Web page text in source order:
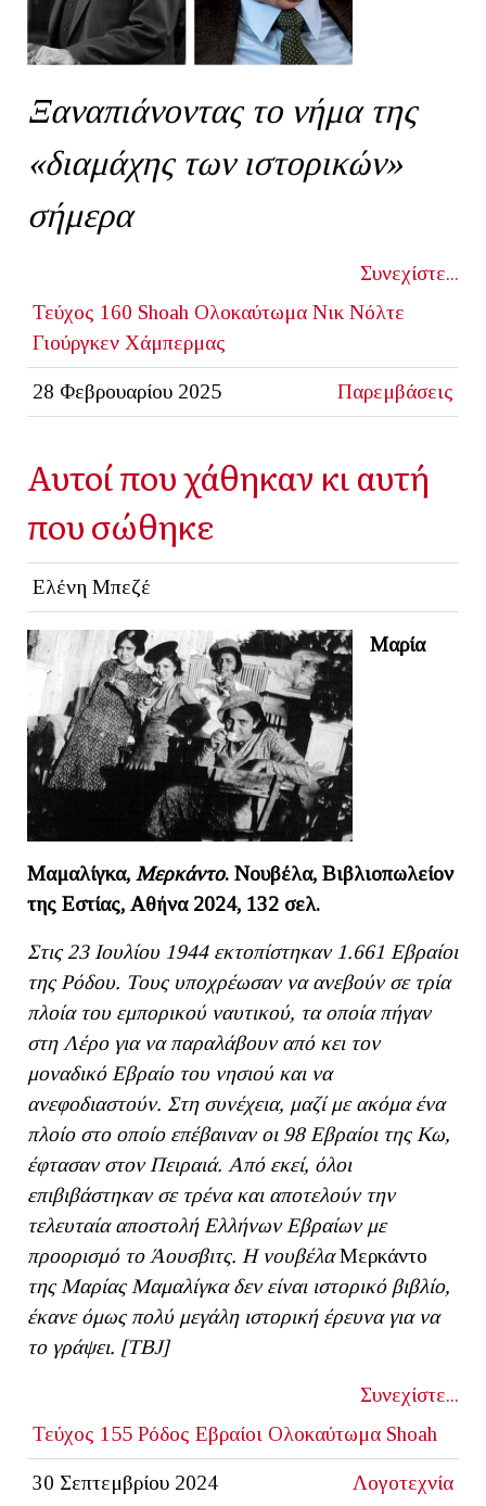
Ξαναπιάνοντας το νήμα της
«διαμάχης των ιστορικών»
σήμερα
Συνεχίστε...
Τεύχος 160 Shoah Ολοκαύτωμα Νικ Νόλτε
Γιούργκεν Χάμπερμας
28 Φεβρουαρίου 2025 Παρεμβάσεις
Αυτοί που χάθηκαν κι αυτή
που σώθηκε
Ελένη Μπεζέ
Μαρία
Μαμαλίγκα, Μερκάντο. Νουβέλα, Βιβλιοπωλείον
της Εστίας, Αθήνα 2024, 132 σελ.
Στις 23 Ιουλίου 1944 εκτοπίστηκαν 1.661 Εβραίοι
της Ρόδου. Τους υποχρέωσαν να ανεβούν σε τρία
πλοία του εμπορικού ναυτικού, τα οποία πήγαν
στη Λέρο για να παραλάβουν από κει τον
μοναδικό Εβραίο του νησιού και να
ανεφοδιαστούν. Στη συνέχεια, μαζί με ακόμα ένα
πλοίο στο οποίο επέβαιναν οι 98 Εβραίοι της Κω,
έφτασαν στον Πειραιά. Από εκεί, όλοι
επιβιβάστηκαν σε τρένα και αποτελούν την
τελευταία αποστολή Ελλήνων Εβραίων με
προορισμό το Άουσβιτς. Η νουβέλαΜερκάντο
της Μαρίας Μαμαλίγκα δεν είναι ιστορικό βιβλίο,
έκανε όμως πολύ μεγάλη ιστορική έρευνα για να
το γράψει. [ΤΒJ]
Συνεχίστε...
Τεύχος 155 Ρόδος Εβραίοι Ολοκαύτωμα Shoah
30 Σεπτεμβρίου 2024 Λογοτεχνία